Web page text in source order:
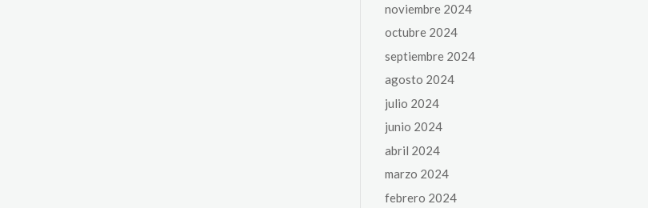
noviembre 2024
octubre 2024
septiembre 2024
agosto 2024
julio 2024
junio 2024
abril 2024
marzo 2024
febrero 2024